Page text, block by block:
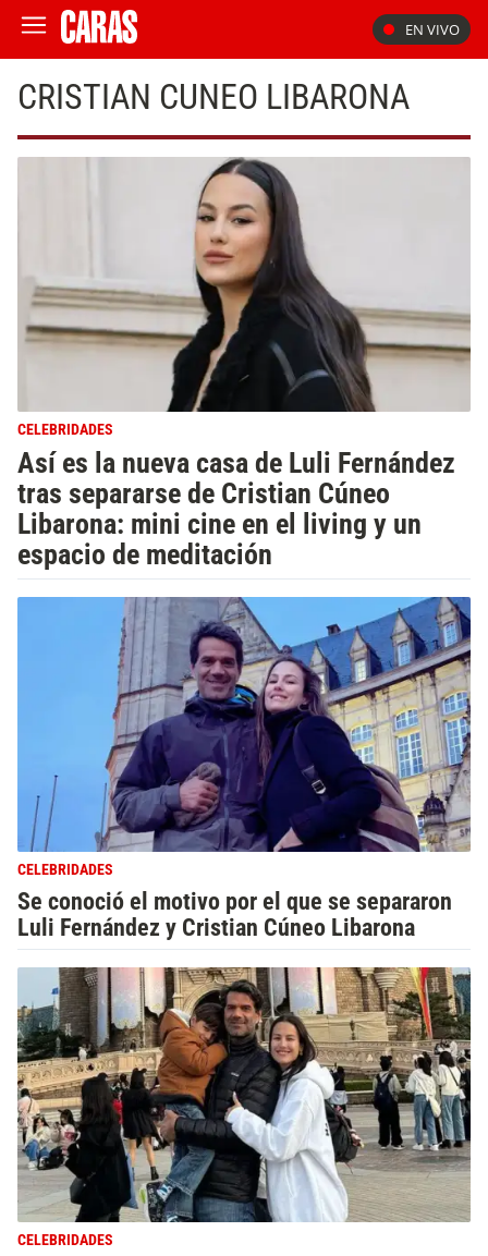
EN VIVO
CRISTIAN CUNEO LIBARONA
CELEBRIDADES
Así es la nueva casa de Luli Fernández
tras separarse de Cristian Cúneo
Libarona: mini cine en el living y un
espacio de meditación
CELEBRIDADES
Se conoció el motivo por el que se separaron
Luli Fernández y Cristian Cúneo Libarona
CELEBRIDADES